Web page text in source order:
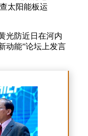
太阳能板运
光防近日在河内
动能”论坛上发言